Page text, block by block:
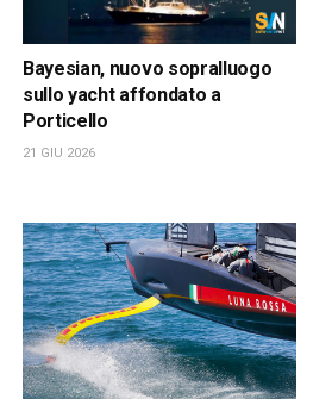
Bayesian, nuovo sopralluogo
sullo yacht affondato a
Porticello
21 GIU 2026